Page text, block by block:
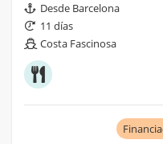
Desde Barcelona
11 días
Costa Fascinosa